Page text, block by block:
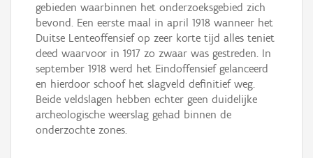
gebieden waarbinnen het onderzoeksgebied zich
bevond. Een eerste maal in april 1918 wanneer het
Duitse Lenteoffensief op zeer korte tijd alles teniet
deed waarvoor in 1917 zo zwaar was gestreden. In
september 1918 werd het Eindoffensief gelanceerd
en hierdoor schoof het slagveld definitief weg.
Beide veldslagen hebben echter geen duidelijke
archeologische weerslag gehad binnen de
onderzochte zones.